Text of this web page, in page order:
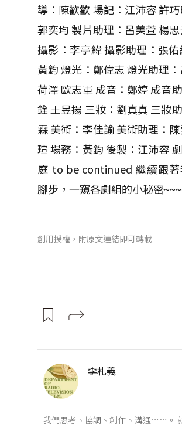
導：陳歡歡 場記：江沛容 許巧
郭奕均 製片助理：呂美萱 楊
攝影：李亭緯 攝影助理：張
黃鈞 燈光：鄭偉志 燈光助理
荷澤 歐志軍 成音：鄭婷 成音
銓 王昱揚 三妝：劉真真 三妝
霖 美術：李佳諭 美術助理：
瑄 場務：黃鈞 後製：江沛容
庭 to be continued 繼續跟
腳步，一窺各劇組的小秘密
創用授權，附原文連結即可轉載
李札義
我們思考、協調、創作、溝通……。